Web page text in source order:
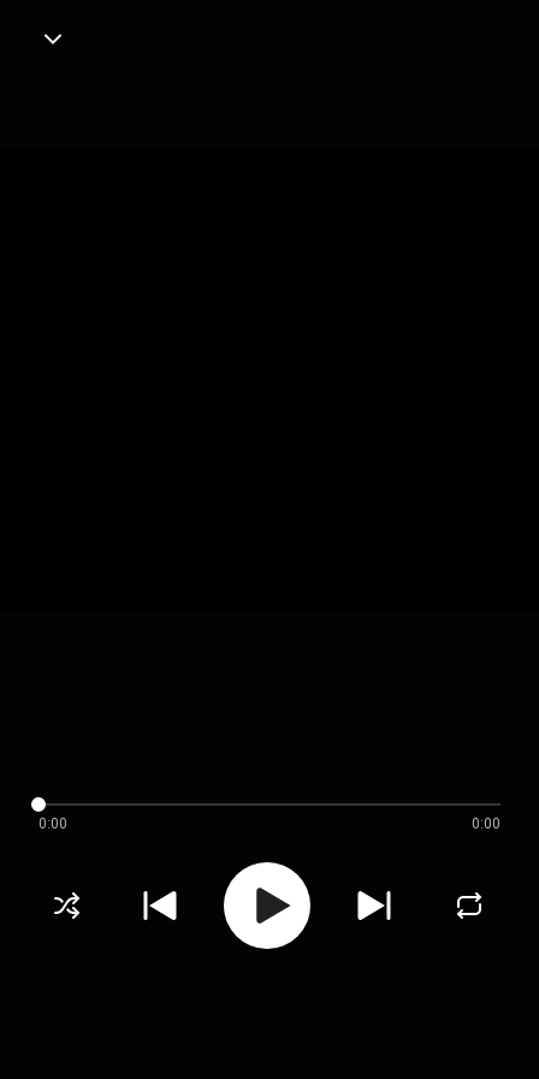
0:00 0:00